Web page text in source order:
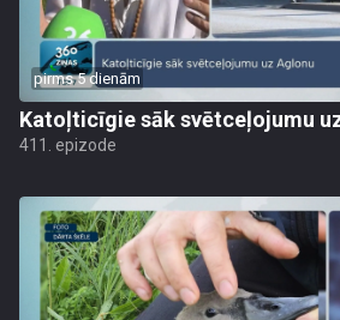
pirms 5 dienām
Katoļticīgie sāk svētceļojumu
411. epizode